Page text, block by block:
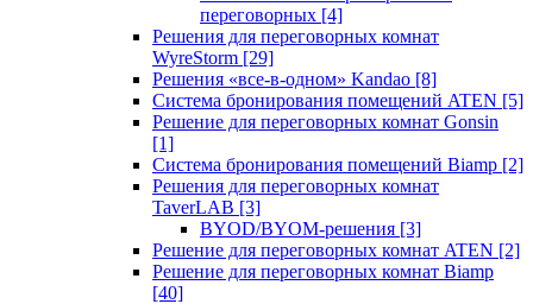
переговорных [4]
Решения для переговорных комнат
WyreStorm [29]
Решения «все-в-одном» Kandao [8]
Система бронирования помещений ATEN [5]
Решение для переговорных комнат Gonsin
[1]
Система бронирования помещений Biamp [2]
Решения для переговорных комнат
TaverLAB [3]
BYOD/BYOM-решения [3]
Решение для переговорных комнат ATEN [2]
Решение для переговорных комнат Biamp
[40]